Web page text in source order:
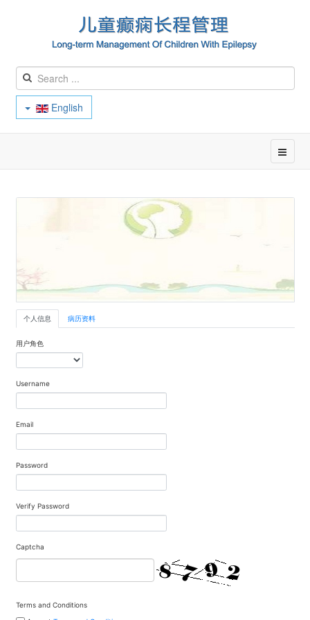
English
个人信息 病历资料
用户角色
Username
Email
Password
Verify Password
Captcha
Terms and Conditions